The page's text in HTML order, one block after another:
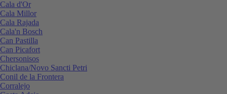
Cala d'Or
Cala Millor
Cala Rajada
Cala'n Bosch
Can Pastilla
Can Picafort
Chersonisos
Chiclana/Novo Sancti Petri
Conil de la Frontera
Corralejo